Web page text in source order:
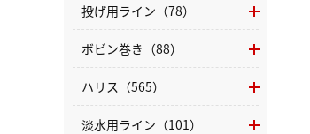
投げ用ライン（78）
ボビン巻き（88）
ハリス（565）
淡水用ライン（101）